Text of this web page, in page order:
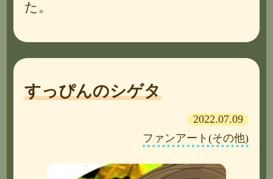
た。
すっぴんのシゲタ
2022.07.09
ファンアート(その他)